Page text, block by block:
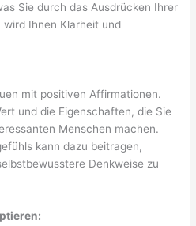
Sie durch das Ausdrücken Ihrer
Ihnen Klarheit und
mit positiven Affirmationen.
und die Eigenschaften, die Sie
Menschen machen.
kann dazu beitragen,
Denkweise zu